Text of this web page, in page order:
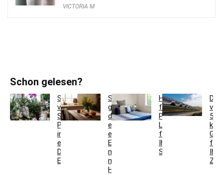
VICTORIA M
Schon gelesen?
So
verwandeln
Sie
Pflanzgefäße
in
einzigartige
Deko-
Elemente
So
gestaltest
du
ein
einladendes
Esszimmer
mit
modernen
Holzmöbeln
Hotelbettwäsche
für
Privatkunden:
Luxus
für
Ihr
Schlafzimmer
5
für
Ihr